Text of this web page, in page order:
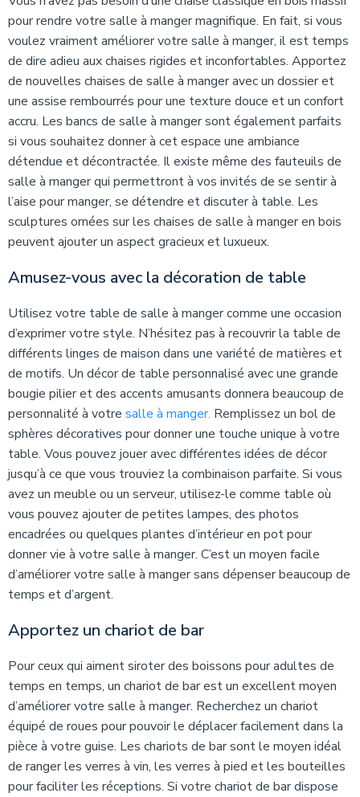
pour rendre votre salle à manger magnifique. En fait, si vous
voulez vraiment améliorer votre salle à manger, il est temps
de dire adieu aux chaises rigides et inconfortables. Apportez
de nouvelles chaises de salle à manger avec un dossier et
une assise rembourrés pour une texture douce et un confort
accru. Les bancs de salle à manger sont également parfaits
si vous souhaitez donner à cet espace une ambiance
détendue et décontractée. Il existe même des fauteuils de
salle à manger qui permettront à vos invités de se sentir à
l’aise pour manger, se détendre et discuter à table. Les
sculptures ornées sur les chaises de salle à manger en bois
peuvent ajouter un aspect gracieux et luxueux.
Amusez-vous avec la décoration de table
Utilisez votre table de salle à manger comme une occasion
d’exprimer votre style. N’hésitez pas à recouvrir la table de
différents linges de maison dans une variété de matières et
de motifs. Un décor de table personnalisé avec une grande
bougie pilier et des accents amusants donnera beaucoup de
personnalité à votre salle à manger. Remplissez un bol de
sphères décoratives pour donner une touche unique à votre
table. Vous pouvez jouer avec différentes idées de décor
jusqu’à ce que vous trouviez la combinaison parfaite. Si vous
avez un meuble ou un serveur, utilisez-le comme table où
vous pouvez ajouter de petites lampes, des photos
encadrées ou quelques plantes d’intérieur en pot pour
donner vie à votre salle à manger. C’est un moyen facile
d’améliorer votre salle à manger sans dépenser beaucoup de
temps et d’argent.
Apportez un chariot de bar
Pour ceux qui aiment siroter des boissons pour adultes de
temps en temps, un chariot de bar est un excellent moyen
d’améliorer votre salle à manger. Recherchez un chariot
équipé de roues pour pouvoir le déplacer facilement dans la
pièce à votre guise. Les chariots de bar sont le moyen idéal
de ranger les verres à vin, les verres à pied et les bouteilles
pour faciliter les réceptions. Si votre chariot de bar dispose